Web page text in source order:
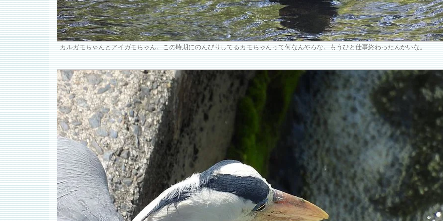
カルガモちゃんとアイガモちゃん。この時期にのんびりしてるカモちゃんって何なんやろな。もうひと仕事終わったんかいな。